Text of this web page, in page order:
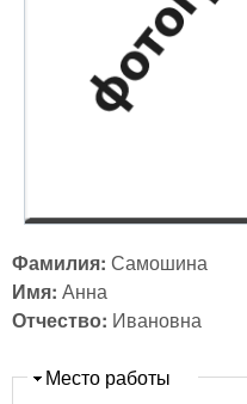
Фамилия: Самошина
Имя: Анна
Отчество: Ивановна
Скрыть
Место работы